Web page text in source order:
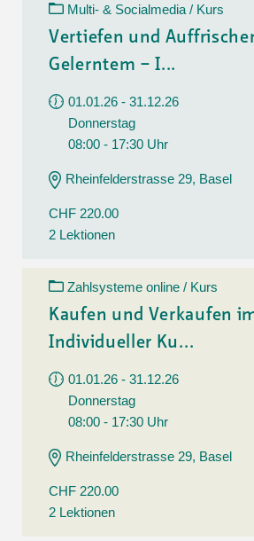
Multi- & Socialmedia / Kurs
Vertiefen und
Gelerntem – I...
01.01.26 - 31.12.26
Donnerstag
08:00 - 17:30 Uhr
Rheinfelderstrasse 29, Basel
CHF 220.00
2 Lektionen
Zahlsysteme online / Kurs
Kaufen und Verkaufen
Individueller Ku...
01.01.26 - 31.12.26
Donnerstag
08:00 - 17:30 Uhr
Rheinfelderstrasse 29, Basel
CHF 220.00
2 Lektionen